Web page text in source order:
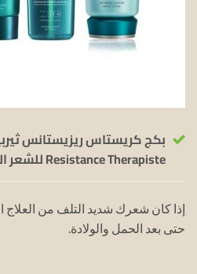
Resistance Therapiste للشعر التالف (4 منتجات):
إذا كان شعرك شديد التلف من العلاج
حتى بعد الحمل والولادة.